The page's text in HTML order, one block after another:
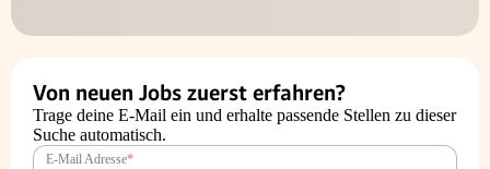
Von neuen Jobs zuerst erfahren?
Trage deine E-Mail ein und erhalte passende Stellen zu dieser
Suche automatisch.
E-Mail Adresse*